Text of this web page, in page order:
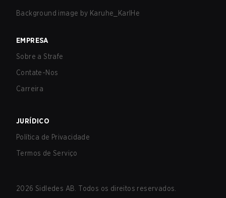
Background image by Karuhe_KarlHe
EMPRESA
Sobre a Strafe
Contate-Nos
Carreira
JURÍDICO
Política de Privacidade
Termos de Serviço
2026 Sidledes AB. Todos os direitos reservados.